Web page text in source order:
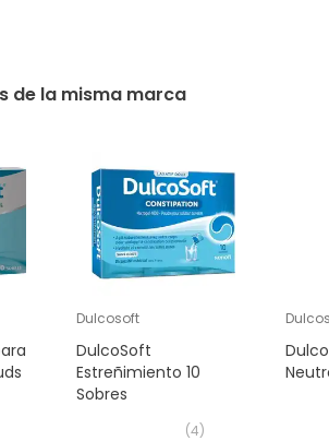
de la misma marca
Dulcosoft
DulcoSoft
Estreñimiento 10
Sobres
(4)